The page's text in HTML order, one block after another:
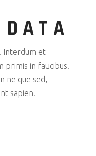
Interdum et
primis in faucibus.
ne que sed,
sapien.